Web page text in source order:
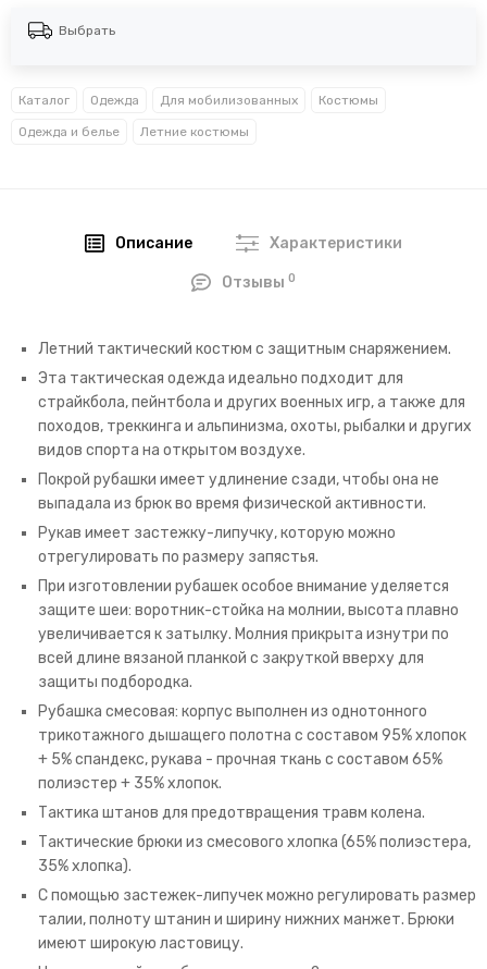
Выбрать
Каталог Одежда Для мобилизованных Костюмы
Одежда и белье Летние костюмы
Описание Характеристики
Отзывы0
Летний тактический костюм с защитным снаряжением.
Эта тактическая одежда идеально подходит для
страйкбола, пейнтбола и других военных игр, а также для
походов, треккинга и альпинизма, охоты, рыбалки и других
видов спорта на открытом воздухе.
Покрой рубашки имеет удлинение сзади, чтобы она не
выпадала из брюк во время физической активности.
Рукав имеет застежку-липучку, которую можно
отрегулировать по размеру запястья.
При изготовлении рубашек особое внимание уделяется
защите шеи: воротник-стойка на молнии, высота плавно
увеличивается к затылку. Молния прикрыта изнутри по
всей длине вязаной планкой с закруткой вверху для
защиты подбородка.
Рубашка смесовая: корпус выполнен из однотонного
трикотажного дышащего полотна с составом 95% хлопок
+ 5% спандекс, рукава - прочная ткань с составом 65%
полиэстер + 35% хлопок.
Тактика штанов для предотвращения травм колена.
Тактические брюки из смесового хлопка (65% полиэстера,
35% хлопка).
С помощью застежек-липучек можно регулировать размер
талии, полноту штанин и ширину нижних манжет. Брюки
имеют широкую ластовицу.